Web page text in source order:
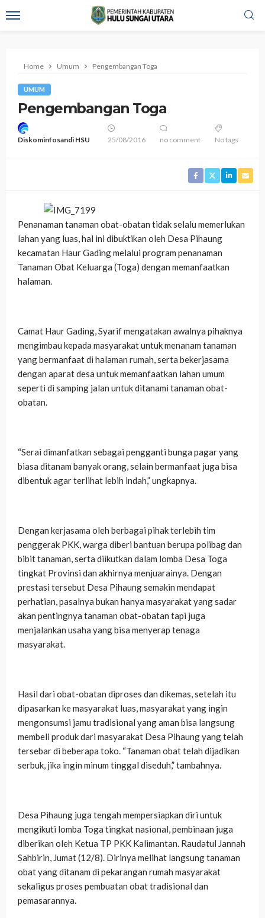
Home Umum Pengembangan Toga
UMUM
Pengembangan Toga
Diskominfosandi HSU 25/08/2016 no comment No tags
Penanaman tanaman obat-obatan tidak selalu memerlukan
lahan yang luas, hal ini dibuktikan oleh Desa Pihaung
kecamatan Haur Gading melalui program penanaman
Tanaman Obat Keluarga (Toga) dengan memanfaatkan
halaman.
Camat Haur Gading, Syarif mengatakan awalnya pihaknya
mengimbau kepada masyarakat untuk menanam tanaman
yang bermanfaat di halaman rumah, serta bekerjasama
dengan aparat desa untuk memanfaatkan lahan umum
seperti di samping jalan untuk ditanami tanaman obat-
obatan.
“Serai dimanfatkan sebagai pengganti bunga pagar yang
biasa ditanam banyak orang, selain bermanfaat juga bisa
dibentuk agar terlihat lebih indah,” ungkapnya.
Dengan kerjasama oleh berbagai pihak terlebih tim
penggerak PKK, warga diberi bantuan berupa polibag dan
bibit tanaman, serta diikutkan dalam lomba Desa Toga
tingkat Provinsi dan akhirnya menjuarainya. Dengan
prestasi tersebut Desa Pihaung semakin mendapat
perhatian, pasalnya bukan hanya masyarakat yang sadar
akan pentingnya tanaman obat-obatan tapi juga
menjalankan usaha yang bisa menyerap tenaga
masyarakat.
Hasil dari obat-obatan diproses dan dikemas, setelah itu
dipasarkan ke masyarakat luas, masyarakat yang ingin
mengonsumsi jamu tradisional yang aman bisa langsung
membeli produk dari masyarakat Desa Pihaung yang telah
tersebar di beberapa toko. “Tanaman obat telah dijadikan
serbuk, jika ingin minum tinggal diseduh,” tambahnya.
Desa Pihaung juga tengah mempersiapkan diri untuk
mengikuti lomba Toga tingkat nasional, pembinaan juga
diberikan oleh Ketua TP PKK Kalimantan. Raudatul Jannah
Sahbirin, Jumat (12/8). Dirinya melihat langsung tanaman
obat yang ditanam di pekarangan rumah masyarakat
sekaligus proses pembuatan obat tradisional dan
pemasarannya.